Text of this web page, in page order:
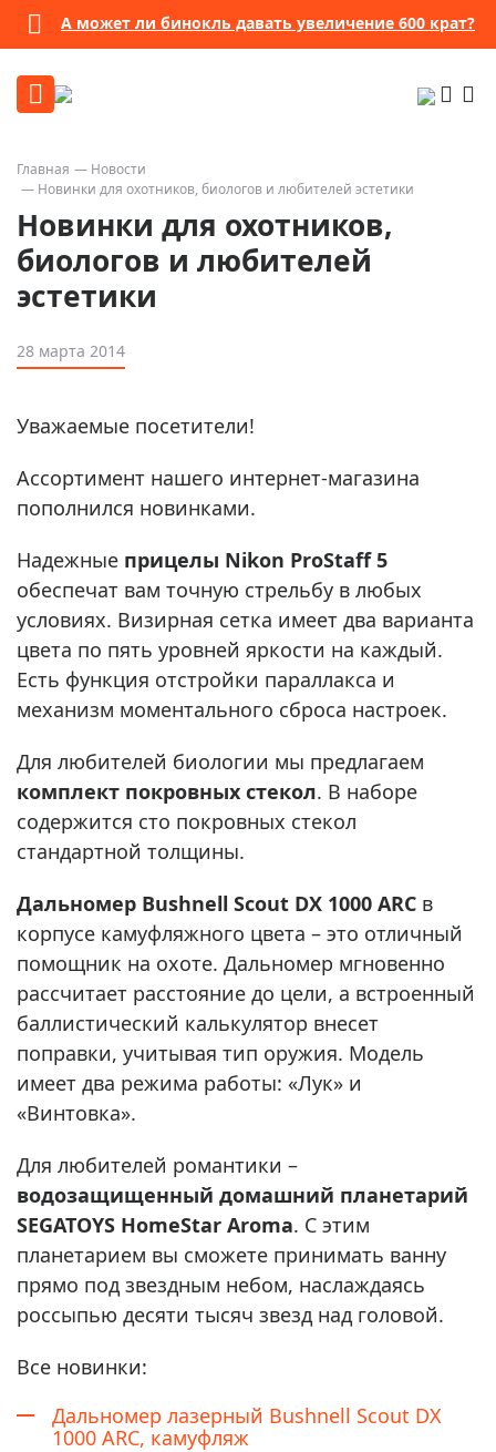
А может ли бинокль давать увеличение 600 крат?
Главная
Новости
Новинки для охотников, биологов и любителей эстетики
Новинки для охотников,
биологов и любителей
эстетики
28 марта 2014
Уважаемые посетители!
Ассортимент нашего интернет-магазина
пополнился новинками.
Надежные прицелы Nikon ProStaff 5
обеспечат вам точную стрельбу в любых
условиях. Визирная сетка имеет два варианта
цвета по пять уровней яркости на каждый.
Есть функция отстройки параллакса и
механизм моментального сброса настроек.
Для любителей биологии мы предлагаем
комплект покровных стекол. В наборе
содержится сто покровных стекол
стандартной толщины.
Дальномер Bushnell Scout DX 1000 ARC в
корпусе камуфляжного цвета – это отличный
помощник на охоте. Дальномер мгновенно
рассчитает расстояние до цели, а встроенный
баллистический калькулятор внесет
поправки, учитывая тип оружия. Модель
имеет два режима работы: «Лук» и
«Винтовка».
Для любителей романтики –
водозащищенный домашний планетарий
SEGATOYS HomeStar Aroma. С этим
планетарием вы сможете принимать ванну
прямо под звездным небом, наслаждаясь
россыпью десяти тысяч звезд над головой.
Все новинки:
Дальномер лазерный Bushnell Scout DX
1000 ARC, камуфляж